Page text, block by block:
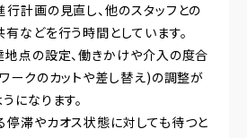
計画の見直し、他のスタッフとの
などを行う時間としています。
地点の設定、働きかけや介入の度合
ークのカットや差し替え)の調整が
になります。
停滞やカオス状態に対しても待つと